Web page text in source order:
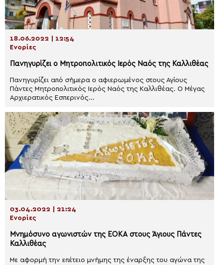
18.06.2022 | 12:54
Ενορίες
Πανηγυρίζει ο Μητροπολιτικός Ιερός Ναός της Καλλιθέας
Πανηγυρίζει από σήμερα ο αφιερωμένος στους Αγίους
Πάντες Μητροπολιτικός Ιερός Ναός της Καλλιθέας. Ο Μέγας
Αρχιερατικός Εσπερινός...
03.04.2022 | 21:24
Ενορίες
Μνημόσυνο αγωνιστών της ΕΟΚΑ στους Άγιους Πάντες
Καλλιθέας
Με αφορμή την επέτειο μνήμης της έναρξης του αγώνα της